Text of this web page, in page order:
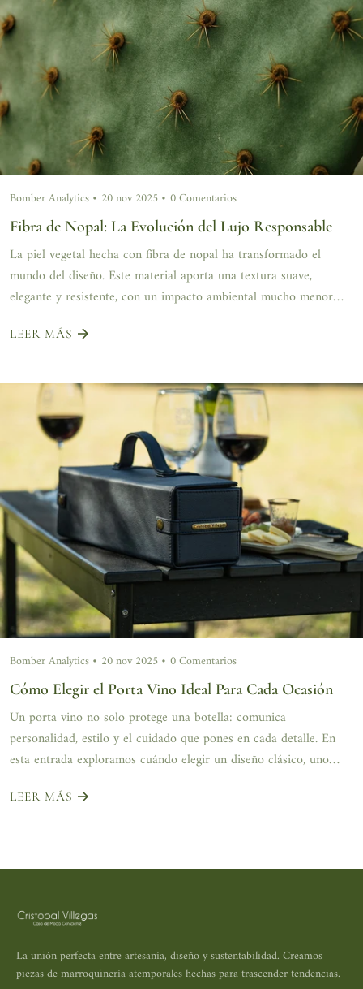
Bomber Analytics 20 nov 2025 0 Comentarios
Fibra de Nopal: La Evolución del Lujo Responsable
La piel vegetal hecha con fibra de nopal ha transformado el
mundo del diseño. Este material aporta una textura suave,
elegante y resistente, con un impacto ambiental mucho menor
LEER MÁS
Bomber Analytics 20 nov 2025 0 Comentarios
Cómo Elegir el Porta Vino Ideal Para Cada Ocasión
Un porta vino no solo protege una botella: comunica
personalidad, estilo y el cuidado que pones en cada detalle. En
esta entrada exploramos cuándo elegir un diseño clásico, uno
LEER MÁS
La unión perfecta entre artesanía, diseño y sustentabilidad. Creamos
piezas de marroquinería atemporales hechas para trascender tendencias.